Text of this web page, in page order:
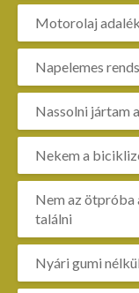
Motorolaj
Napelemes
Nassolni jártam
Nekem a
Nem az ötpróba
találni
Nyári gumi